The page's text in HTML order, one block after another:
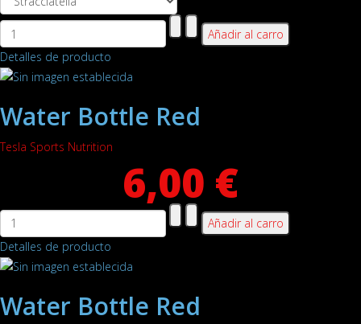
Detalles de producto
Water Bottle Red
Tesla Sports Nutrition
6,00 €
Detalles de producto
Water Bottle Red